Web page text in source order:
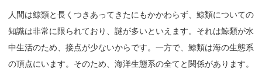
人間は鯨類と長くつきあってきたにもかかわらず、鯨類についての
知識は非常に限られており、謎が多いといえます。それは鯨類が水
中生活のため、接点が少ないからです。一方で、鯨類は海の生態系
の頂点にいます。そのため、海洋生態系の全てと関係があります。